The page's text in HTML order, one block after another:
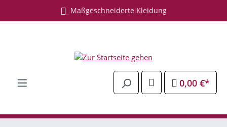
Zum Hauptinhalt springenMaßgeschneiderte Kleidung
0,00 €*